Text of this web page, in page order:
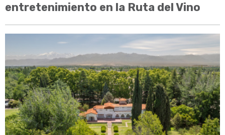
entretenimiento en la Ruta del Vino